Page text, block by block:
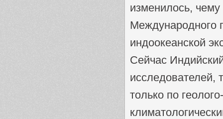
изменилось, чему
Международного
индоокеанской
Сейчас
исследователей,
только по